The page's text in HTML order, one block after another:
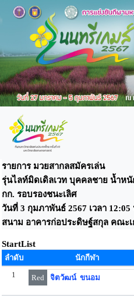
รายการ มวยสากลสมัครเล่น
รุ่นไลท์มิดเดิลเวท บุคคลชาย น้ำหนั
กก. รอบรองชนะเลิศ
วันที่ 3 กุมภาพันธ์ 2567 เวลา 12:05
สนาม อาคารก่อประดิษฐ์สกุล คณะ
StartList
ลำดับ นักกีฬา
1
Red จิตวัฒน์ ขนอม